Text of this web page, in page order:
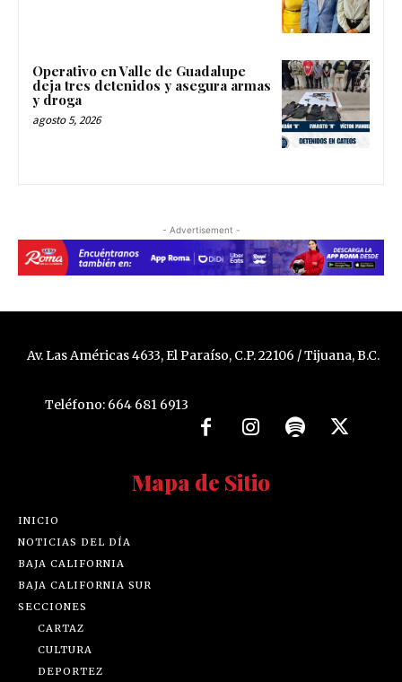
Operativo en Valle de Guadalupe
deja tres detenidos y asegura armas
y droga
agosto 5, 2026
- Advertisement -
Av. Las Américas 4633, El Paraíso, C.P. 22106 / Tijuana, B.C.
Teléfono: 664 681 6913
Mapa de Sitio
INICIO
NOTICIAS DEL DÍA
BAJA CALIFORNIA
BAJA CALIFORNIA SUR
SECCIONES
CARTAZ
CULTURA
DEPORTEZ